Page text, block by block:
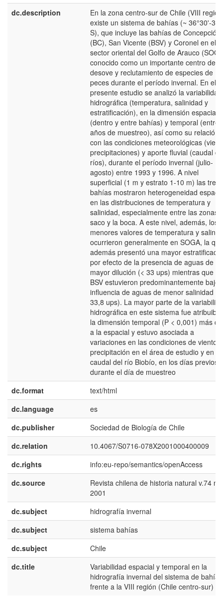
dc.description
En la zona centro-sur de Chile (VIII
existe un sistema de bahías (~ 36°30'-37°
S), que incluye las bahías de Concepción
(BC), San Vicente (BSV) y Coronel en el
sector oriental del Golfo de Arauco
conocido como un importante centro de
desove y reclutamiento de especies de
peces durante el período invernal. En el
presente estudio se analizó la variabilidad
hidrográfica (temperatura, salinidad y
estratificación), en la dimensión espacial
(dentro y entre bahías) y temporal (entre
años de muestreo), así como su relación
con las condiciones meteorológicas
precipitaciones) y aporte fluvial (caudal de
ríos), durante el período invernal (julio-
agosto) entre 1993 y 1996. A nivel
superficial (1 m y estrato 1-10 m) las tres
bahías mostraron heterogeneidad
en las distribuciones de temperatura y
salinidad, especialmente entre las zonas
saco y la boca. A este nivel, además, los
menores valores de temperatura y
ocurrieron generalmente en SOGA, la que
además presentó una mayor
por efecto de la presencia de aguas de
mayor dilución (< 33 ups) mientras que
BSV estuvieron predominantemente bajo
influencia de aguas de menor salinidad (<
33,8 ups). La mayor parte de la
hidrográfica en este sistema fue
la dimensión temporal (P < 0,001) más
a la espacial y estuvo asociada a
variaciones en las condiciones de viento y
precipitación en el área de estudio y en el
caudal del río Biobío, en los días previos
durante el día de muestreo
dc.format
text/html
dc.language
es
dc.publisher
Sociedad de Biología de Chile
dc.relation
10.4067/S0716-078X2001000400009
dc.rights
info:eu-repo/semantics/openAccess
dc.source
Revista chilena de historia natural v.74 n.4
2001
dc.subject
hidrografía invernal
dc.subject
sistema bahías
dc.subject
Chile
dc.title
Variabilidad espacial y temporal en la
hidrografía invernal del sistema de bahías
frente a la VIII región (Chile centro-sur)